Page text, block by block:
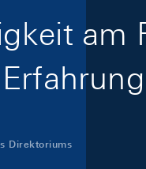
am
Direktoriums